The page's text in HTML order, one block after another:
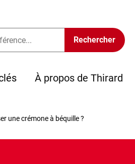
À propos de Thirard
une crémone à béquille ?